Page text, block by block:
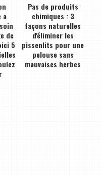
a
de
5
Pas de produits
chimiques : 3
façons naturelles
d'éliminer les
pissenlits pour une
pelouse sans
mauvaises herbes